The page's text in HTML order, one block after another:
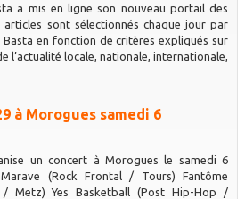
a mis en ligne son nouveau portail des
articles sont sélectionnés chaque jour par
Basta en fonction de critères expliqués sur
l’actualité locale, nationale, internationale,
à Morogues samedi 6
un concert à Morogues le samedi 6
(Rock Frontal / Tours) Fantôme
/ Metz) Yes Basketball (Post Hip-Hop /